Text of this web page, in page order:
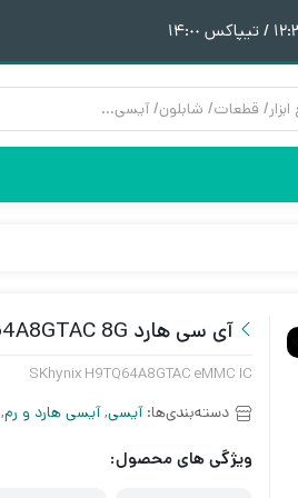
آی سی هارد H9TQ64A8GTAC 8G
SKhynix H9TQ64A8GTAC eMMC IC
دسته‌بندی‌ها:آیسی,آیسی هارد و رم,
ویژگی های محصول: